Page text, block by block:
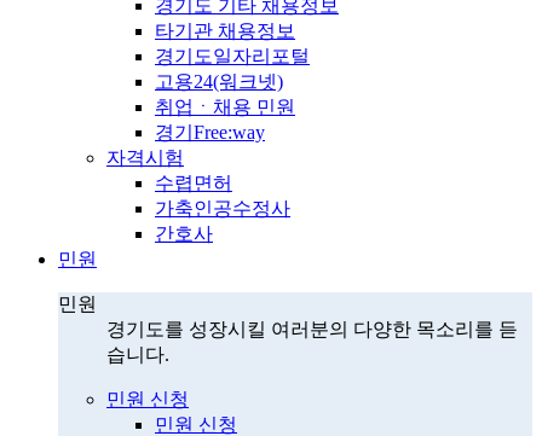
경기도 기타 채용정보
타기관 채용정보
경기도일자리포털
고용24(워크넷)
취업ㆍ채용 민원
경기Free:way
자격시험
수렵면허
가축인공수정사
간호사
민원
민원
경기도를 성장시킬 여러분의 다양한 목소리를 듣
습니다.
민원 신청
민원 신청